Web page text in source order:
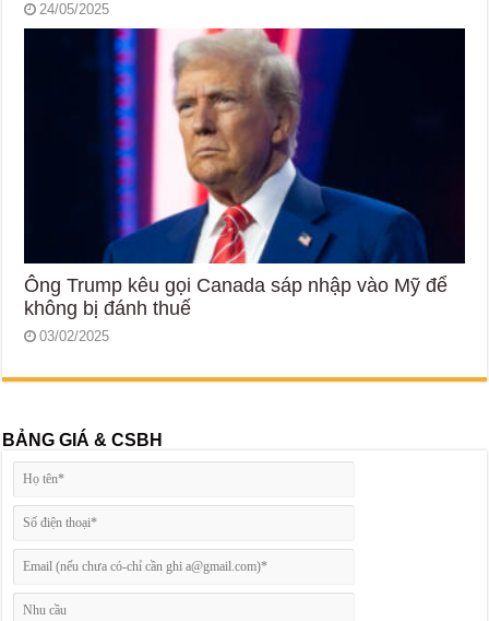
24/05/2025
Ông Trump kêu gọi Canada sáp nhập vào Mỹ để
không bị đánh thuế
03/02/2025
BẢNG GIÁ & CSBH